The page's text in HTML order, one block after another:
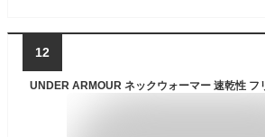
12